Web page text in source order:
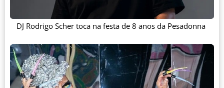
DJ Rodrigo Scher toca na festa de 8 anos da Pesadonna